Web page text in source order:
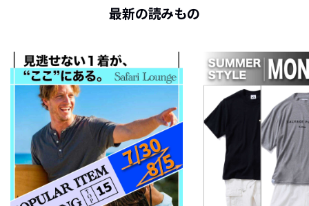
最新の読みもの